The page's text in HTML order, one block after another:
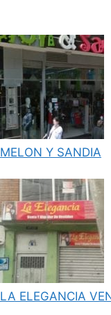
MELON Y SANDIA
LA ELEGANCIA